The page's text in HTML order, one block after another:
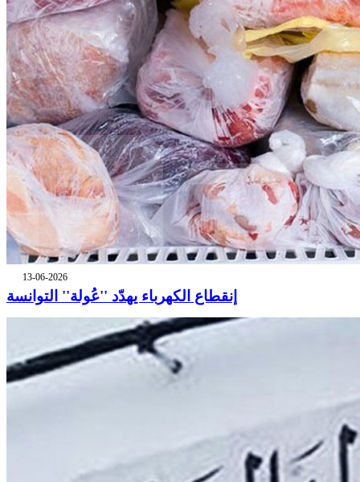
13-06-2026
إنقطاع الكهرباء يهدّد ''عُولة'' التوانسة